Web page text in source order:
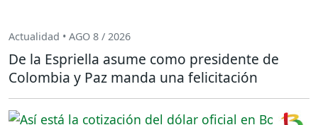
Actualidad • AGO 8 / 2026
De la Espriella asume como presidente de
Colombia y Paz manda una felicitación